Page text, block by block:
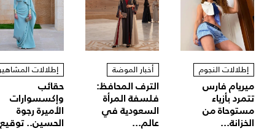
إطلالات النجوم
ميريام فارس
تتمرد بأزياء
مستوحاة من
الخزانة...
أخبار الموضة
الترف المحافظ:
فلسفة المرأة
السعودية في
عالم...
إطلالات
حقائب
وإكسسوارات
الأميرة رجوة
الحسين..